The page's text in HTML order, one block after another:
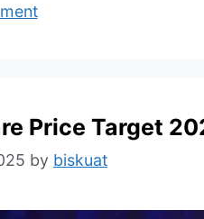
Price Target
by biskuat